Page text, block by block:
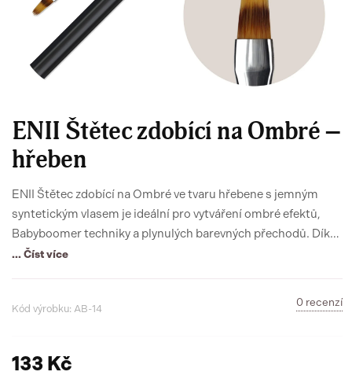
ENII Štětec zdobící na Ombré –
hřeben
ENII Štětec zdobící na Ombré ve tvaru hřebene s jemným
syntetickým vlasem je ideální pro vytváření ombré efektů,
Babyboomer techniky a plynulých barevných přechodů. Díky
ergonomické rukojeti je štětec pohodlný pro dlouhodobou
... Číst více
Kód výrobku: AB-14
0 recenzí
133 Kč